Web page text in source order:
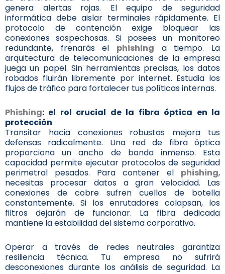
genera alertas rojas. El equipo de seguridad
informática debe aislar terminales rápidamente. El
protocolo de contención exige bloquear las
conexiones sospechosas. Si posees un monitoreo
redundante, frenarás el phishing a tiempo. La
arquitectura de telecomunicaciones de la empresa
juega un papel. Sin herramientas precisas, los datos
robados fluirán libremente por internet. Estudia los
flujos de tráfico para fortalecer tus políticas internas.
Phishing: el rol crucial de la fibra óptica en la
protección
Transitar hacia conexiones robustas mejora tus
defensas radicalmente. Una red de fibra óptica
proporciona un ancho de banda inmenso. Esta
capacidad permite ejecutar protocolos de seguridad
perimetral pesados. Para contener el phishing,
necesitas procesar datos a gran velocidad. Las
conexiones de cobre sufren cuellos de botella
constantemente. Si los enrutadores colapsan, los
filtros dejarán de funcionar. La fibra dedicada
mantiene la estabilidad del sistema corporativo.
Operar a través de redes neutrales garantiza
resiliencia técnica. Tu empresa no sufrirá
desconexiones durante los análisis de seguridad. La